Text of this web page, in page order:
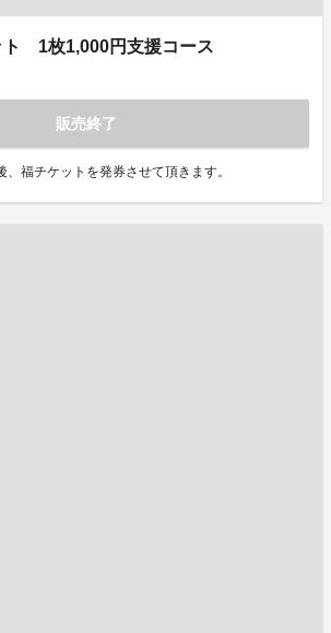
ト 1枚1,000円支援コース
販売終了
福チケットを発券させて頂きます。